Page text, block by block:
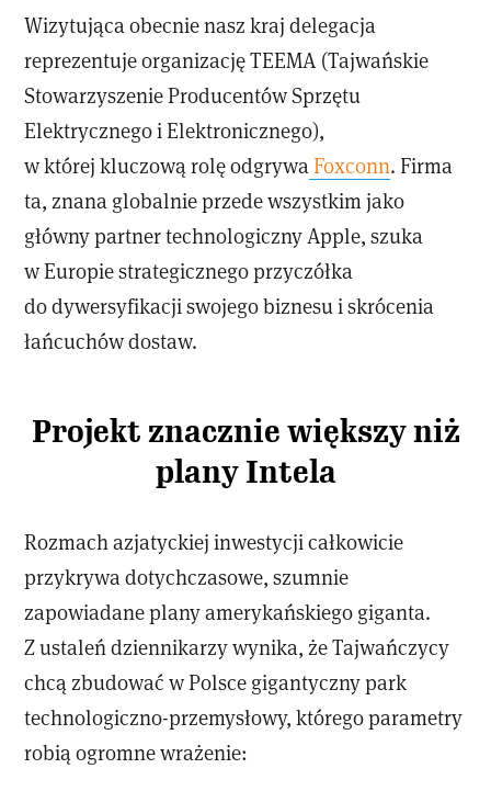
Wizytująca obecnie nasz kraj delegacja
reprezentuje organizację TEEMA (Tajwańskie
Stowarzyszenie Producentów Sprzętu
Elektrycznego i Elektronicznego),
w której kluczową rolę odgrywaFoxconn. Firma
ta, znana globalnie przede wszystkim jako
główny partner technologiczny Apple, szuka
w Europie strategicznego przyczółka
do dywersyfikacji swojego biznesu i skrócenia
łańcuchów dostaw.
Projekt znacznie większy niż
plany Intela
Rozmach azjatyckiej inwestycji całkowicie
przykrywa dotychczasowe, szumnie
zapowiadane plany amerykańskiego giganta.
Z ustaleń dziennikarzy wynika, że Tajwańczycy
chcą zbudować w Polsce gigantyczny park
technologiczno-przemysłowy, którego parametry
robią ogromne wrażenie: